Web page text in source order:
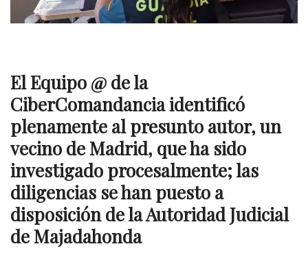
El Equipo @ de la
CiberComandancia identificó
plenamente al presunto autor, un
vecino de Madrid, que ha sido
investigado procesalmente; las
diligencias se han puesto a
disposición de la Autoridad Judicial
de Majadahonda